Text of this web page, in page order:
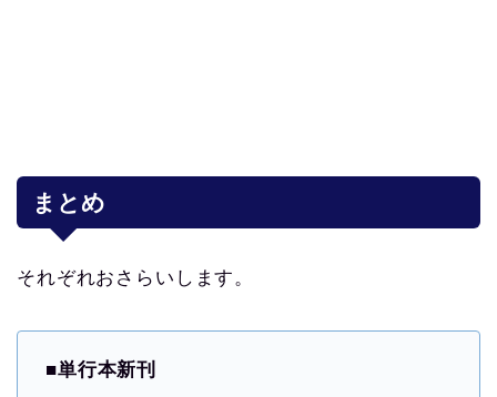
まとめ
それぞれおさらいします。
■単行本新刊